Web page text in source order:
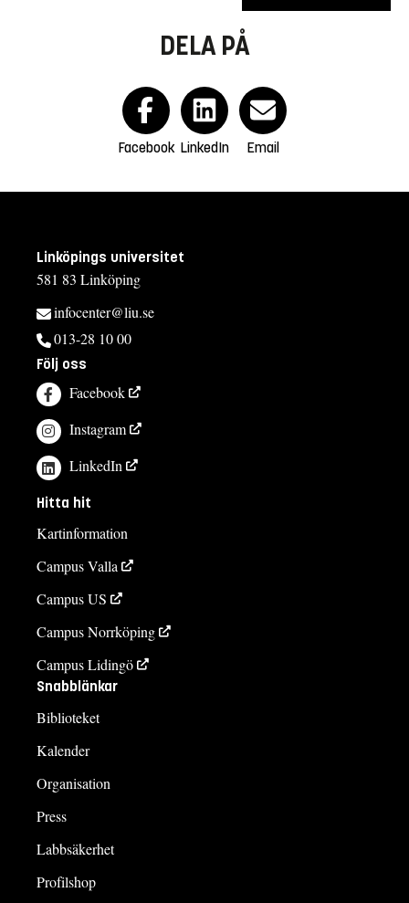
DELA PÅ
Facebook LinkedIn Email
Linköpings universitet
581 83 Linköping
infocenter@liu.se
013-28 10 00
Följ oss
Facebook
Instagram
LinkedIn
Hitta hit
Kartinformation
Campus Valla
Campus US
Campus Norrköping
Campus Lidingö
Snabblänkar
Biblioteket
Kalender
Organisation
Press
Labbsäkerhet
Profilshop